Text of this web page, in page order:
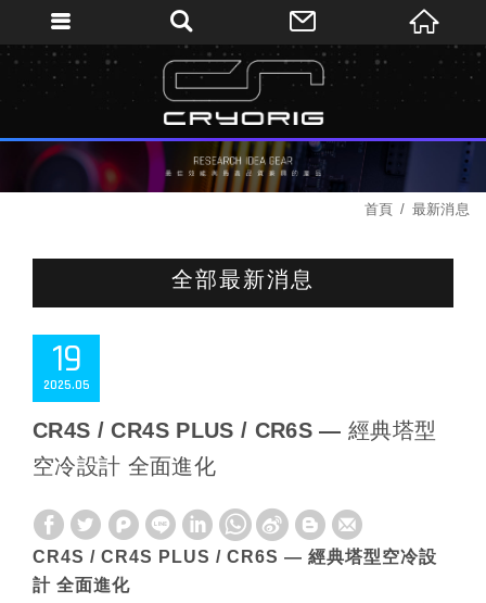
首頁 最新消息
全部最新消息
19
05
2025
CR4S / CR4S PLUS / CR6S — 經典塔型
空冷設計 全面進化
CR4S / CR4S PLUS / CR6S — 經典塔型空冷設
計 全面進化